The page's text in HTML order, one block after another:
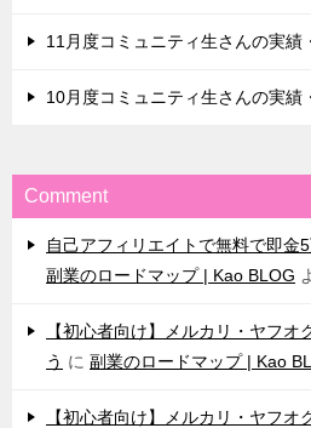
11月度コミュニティ生さんの実績
10月度コミュニティ生さんの実績
Comment
自己アフィリエイトで無料で即金
副業のロードマップ | Kao BLOG
【初心者向け】メルカリ・ヤフオ
う に 副業のロードマップ | Kao
【初心者向け】メルカリ・ヤフオ